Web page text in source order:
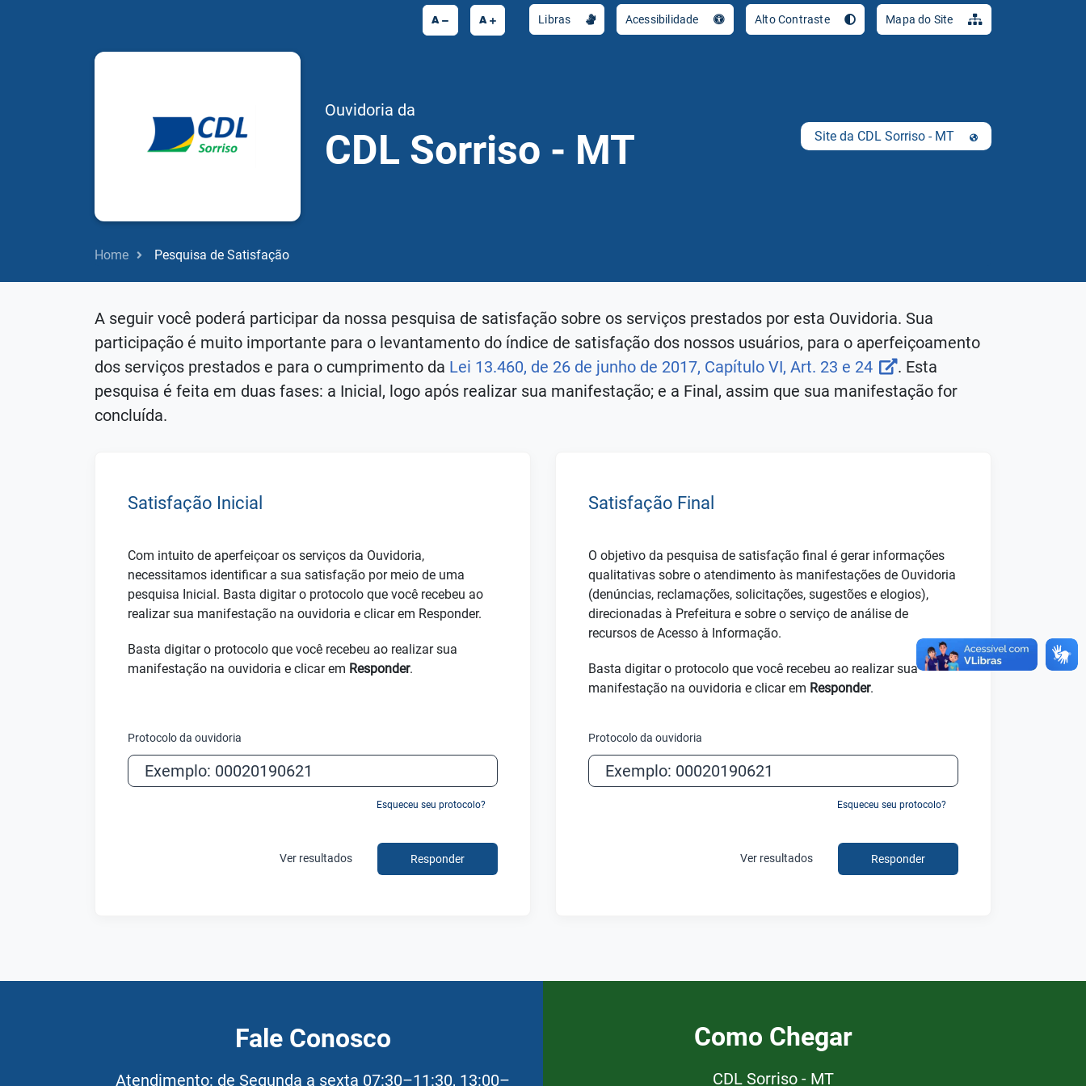
A A Libras Acessibilidade Alto Contraste Mapa do Site
Ouvidoria da
CDL Sorriso - MT Site da CDL Sorriso - MT
Home Pesquisa de Satisfação
A seguir você poderá participar da nossa pesquisa de satisfação sobre os serviços prestados por esta Ouvidoria. Sua
participação é muito importante para o levantamento do índice de satisfação dos nossos usuários, para o aperfeiçoamento
dos serviços prestados e para o cumprimento da Lei 13.460, de 26 de junho de 2017, Capítulo VI, Art. 23 e 24
. Esta
pesquisa é feita em duas fases: a Inicial, logo após realizar sua manifestação; e a Final, assim que sua manifestação for
concluída.
Satisfação Inicial
Com intuito de aperfeiçoar os serviços da Ouvidoria,
necessitamos identificar a sua satisfação por meio de uma
pesquisa Inicial. Basta digitar o protocolo que você recebeu ao
realizar sua manifestação na ouvidoria e clicar em Responder.
Basta digitar o protocolo que você recebeu ao realizar sua
manifestação na ouvidoria e clicar em Responder.
Protocolo da ouvidoria
Esqueceu seu protocolo?
Ver resultados Responder
Satisfação Final
O objetivo da pesquisa de satisfação final é gerar informações
qualitativas sobre o atendimento às manifestações de Ouvidoria
(denúncias, reclamações, solicitações, sugestões e elogios),
direcionadas à Prefeitura e sobre o serviço de análise de
recursos de Acesso à Informação.
Basta digitar o protocolo que você recebeu ao realizar sua
manifestação na ouvidoria e clicar em Responder.
Protocolo da ouvidoria
Esqueceu seu protocolo?
Ver resultados Responder
Fale Conosco
Atendimento: de Segunda a sexta 07:30–11:30, 13:00–
Como Chegar
CDL Sorriso - MT